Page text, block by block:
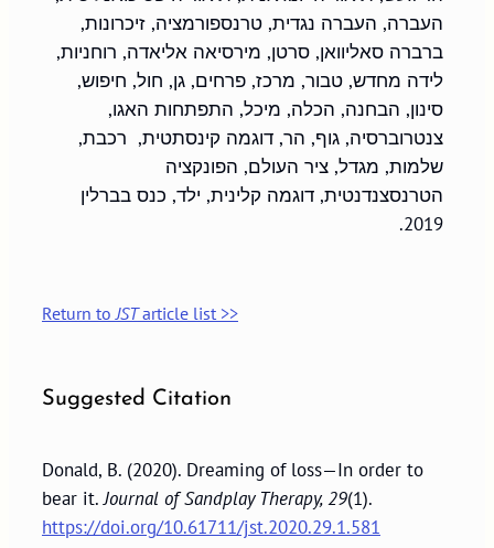
2019.
Return to JSTarticle list >>
Suggested Citation
Donald, B. (2020). Dreaming of loss—In order to
bear it.Journal of Sandplay Therapy, 29(1).
https://doi.org/10.61711/jst.2020.29.1.581